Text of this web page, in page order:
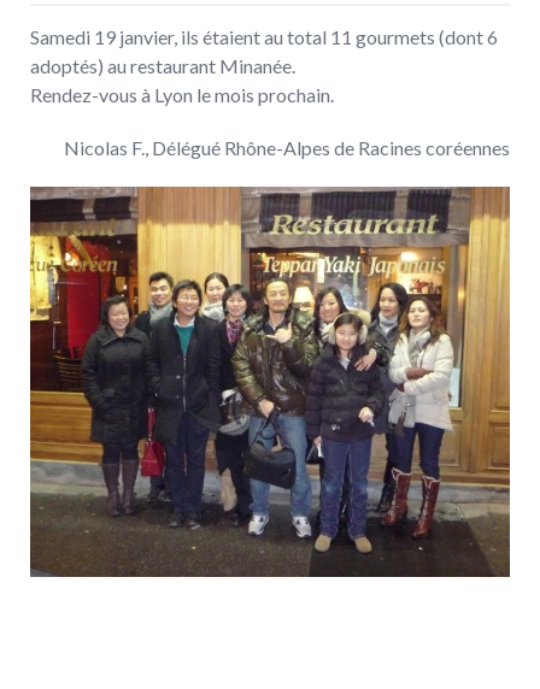
Samedi 19 janvier, ils étaient au total 11 gourmets (dont 6
adoptés) au restaurant Minanée.
Rendez-vous à Lyon le mois prochain.
Nicolas F., Délégué Rhône-Alpes de Racines coréennes